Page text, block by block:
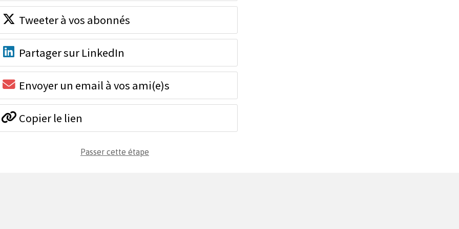
Tweeter à vos abonnés
Partager sur LinkedIn
Envoyer un email à vos ami(e)s
Copier le lien
Passer cette étape